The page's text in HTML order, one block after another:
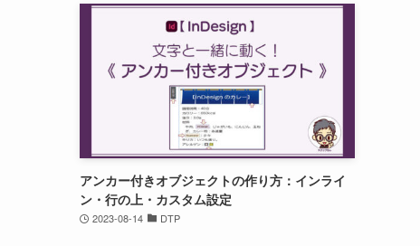
アンカー付きオブジェクトの作り方：インライ
ン・行の上・カスタム設定
2023-08-14 DTP